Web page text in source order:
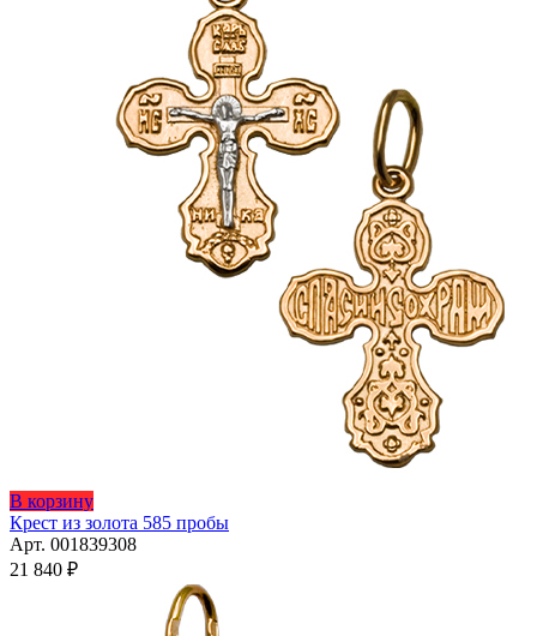
В корзину
Крест из золота 585 пробы
Арт. 001839308
21 840 ₽